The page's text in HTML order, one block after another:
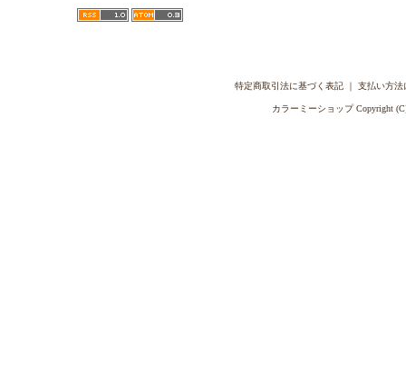
特定商取引法に基づく表記｜ 支払い方法
カラーミーショップCopyright